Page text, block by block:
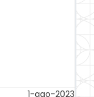
1-ago-2023